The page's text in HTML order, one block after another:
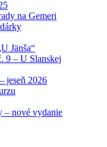
na Gemeri
Jänša“
9 – U Slanskej
jeseň 2026
– nové vydanie